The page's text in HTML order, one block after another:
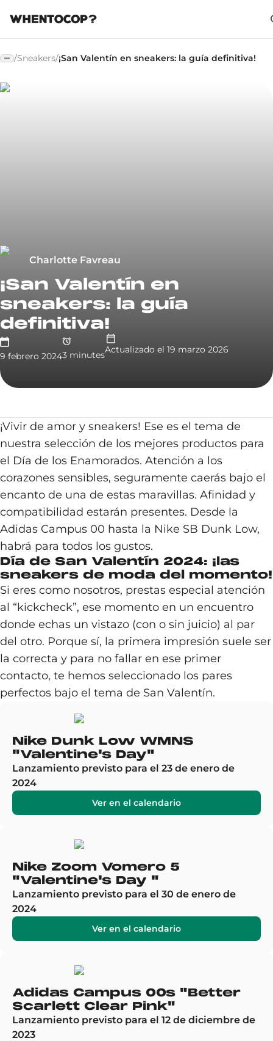
/Sneakers/¡San Valentín en sneakers: la guía definitiva!
Charlotte Favreau
¡San Valentín en
sneakers: la guía
definitiva!
9 febrero 20243 minutesActualizado el 19 marzo 2026
¡Vivir de amor y sneakers! Ese es el tema de
nuestra selección de los mejores productos para
el Día de los Enamorados. Atención a los
corazones sensibles, seguramente caerás bajo el
encanto de una de estas maravillas. Afinidad y
compatibilidad estarán presentes. Desde la
Adidas Campus 00 hasta la Nike SB Dunk Low,
habrá para todos los gustos.
Día de San Valentín 2024: ¡las
sneakers de moda del momento!
Si eres como nosotros, prestas especial atención
al “kickcheck”, ese momento en un encuentro
donde echas un vistazo (con o sin juicio) al par
del otro. Porque sí, la primera impresión suele ser
la correcta y para no fallar en ese primer
contacto, te hemos seleccionado los pares
perfectos bajo el tema de San Valentín.
Nike Dunk Low WMNS
"Valentine's Day"
Lanzamiento previsto para el 23 de enero de
2024
Ver en el calendario
Nike Zoom Vomero 5
"Valentine's Day "
Lanzamiento previsto para el 30 de enero de
2024
Ver en el calendario
Adidas Campus 00s "Better
Scarlett Clear Pink"
Lanzamiento previsto para el 12 de diciembre de
2023